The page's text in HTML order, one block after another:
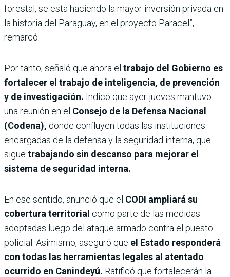
forestal, se está haciendo la mayor inversión privada en
la historia del Paraguay, en el proyecto Paracel”,
remarcó.
Por tanto, señaló que ahora el trabajo del Gobierno es
fortalecer el trabajo de inteligencia, de prevención
y de investigación. Indicó que ayer jueves mantuvo
una reunión en el Consejo de la Defensa Nacional
(Codena), donde confluyen todas las instituciones
encargadas de la defensa y la seguridad interna, que
sigue trabajando sin descanso para mejorar el
sistema de seguridad interna.
En ese sentido, anunció que el CODI ampliará su
cobertura territorial como parte de las medidas
adoptadas luego del ataque armado contra el puesto
policial. Asimismo, aseguró que el Estado responderá
con todas las herramientas legales al atentado
ocurrido en Canindeyú. Ratificó que fortalecerán la